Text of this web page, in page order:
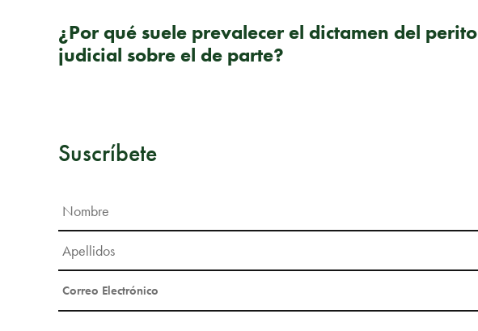
¿Por qué suele prevalecer el dictamen del perito
judicial sobre el de parte?
Suscríbete